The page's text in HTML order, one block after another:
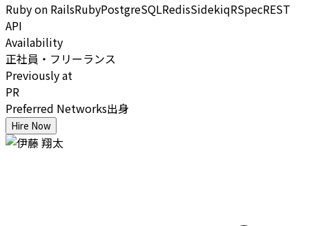
Ruby on RailsRubyPostgreSQLRedisSidekiqRSpecREST
API
Availability
正社員・フリーランス
Previously at
PR
Preferred Networks出身
Hire Now